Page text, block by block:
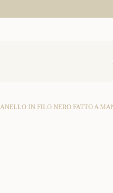
ANELLO IN FILO NERO FATTO A